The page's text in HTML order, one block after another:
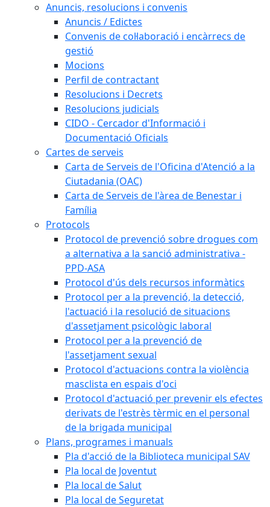
Anuncis, resolucions i convenis
Anuncis / Edictes
Convenis de col·laboració i encàrrecs de
gestió
Mocions
Perfil de contractant
Resolucions i Decrets
Resolucions judicials
CIDO - Cercador d'Informació i
Documentació Oficials
Cartes de serveis
Carta de Serveis de l'Oficina d'Atenció a la
Ciutadania (OAC)
Carta de Serveis de l'àrea de Benestar i
Família
Protocols
Protocol de prevenció sobre drogues com
a alternativa a la sanció administrativa -
PPD-ASA
Protocol d'ús dels recursos informàtics
Protocol per a la prevenció, la detecció,
l'actuació i la resolució de situacions
d'assetjament psicològic laboral
Protocol per a la prevenció de
l'assetjament sexual
Protocol d'actuacions contra la violència
masclista en espais d'oci
Protocol d'actuació per prevenir els efectes
derivats de l'estrès tèrmic en el personal
de la brigada municipal
Plans, programes i manuals
Pla d'acció de la Biblioteca municipal SAV
Pla local de Joventut
Pla local de Salut
Pla local de Seguretat